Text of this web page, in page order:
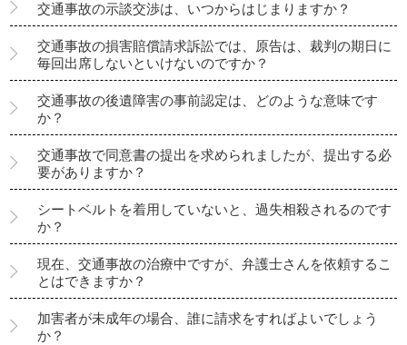
交通事故の示談交渉は、いつからはじまりますか？
交通事故の損害賠償請求訴訟では、原告は、裁判の期日に
毎回出席しないといけないのですか？
交通事故の後遺障害の事前認定は、どのような意味です
か？
交通事故で同意書の提出を求められましたが、提出する必
要がありますか？
シートベルトを着用していないと、過失相殺されるのです
か？
現在、交通事故の治療中ですが、弁護士さんを依頼するこ
とはできますか？
加害者が未成年の場合、誰に請求をすればよいでしょう
か？